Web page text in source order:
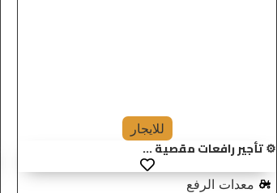
للايجار
⚙️ تأجير رافعات مقصية ...
معدات الرفع